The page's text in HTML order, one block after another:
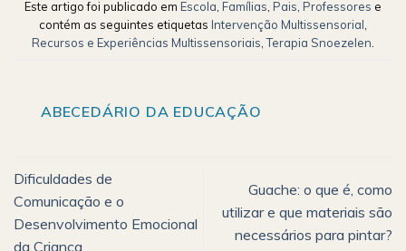
Este artigo foi publicado em Escola Famílias Pais Professores e
contém as seguintes etiquetas Intervenção Multissensorial
Recursos e Experiências Multissensoriais ,Terapia Snoezelen
ABECEDÁRIO DA EDUCAÇÃO
Dificuldades de
Comunicação e o
Desenvolvimento Emocional
da Criança
Guache: o que é, como
utilizar e que materiais são
necessários para pintar?